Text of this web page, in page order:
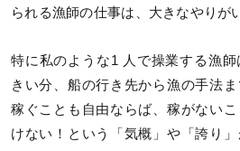
られる漁師の仕事は、大きなやりが
特に私のような1 人で操業する漁
きい分、船の行き先から漁の手法ま
稼ぐことも自由ならば、稼がない
けない！という「気概」や「誇り